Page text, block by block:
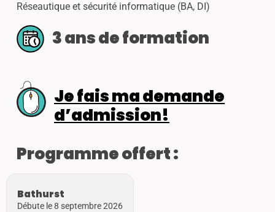
Réseautique et sécurité informatique (BA, DI)
3 ans de formation
Je fais ma demande
d’admission!
Programme offert :
Bathurst
Débute le 8 septembre 2026